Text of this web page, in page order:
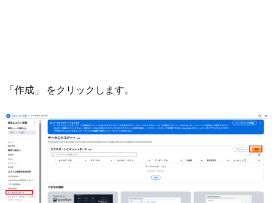
「作成」 をクリックします。